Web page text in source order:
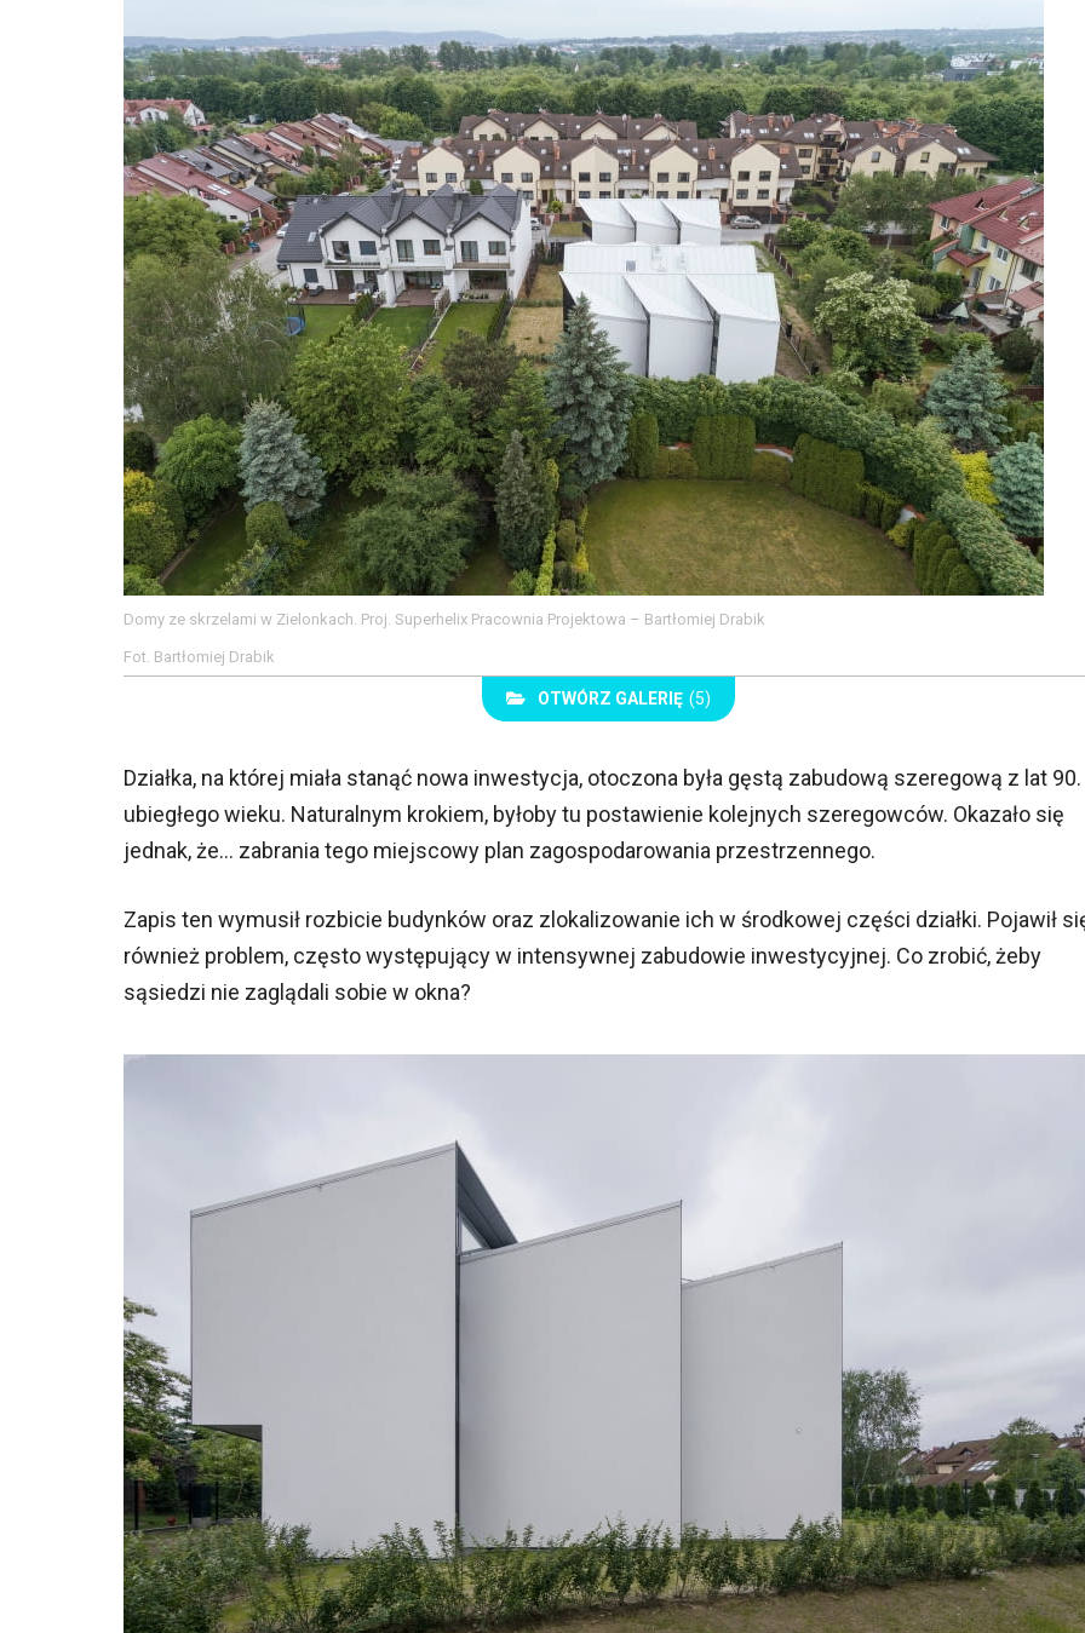
Domy ze skrzelami w Zielonkach. Proj. Superhelix Pracownia Projektowa – Bartłomiej Drabik
Fot. Bartłomiej Drabik
OTWÓRZ GALERIĘ (5)
Działka, na której miała stanąć nowa inwestycja, otoczona była gęstą zabudową szeregową z lat 90.
ubiegłego wieku. Naturalnym krokiem, byłoby tu postawienie kolejnych szeregowców. Okazało się
jednak, że... zabrania tego miejscowy plan zagospodarowania przestrzennego.
Zapis ten wymusił rozbicie budynków oraz zlokalizowanie ich w środkowej części działki. Pojawił
również problem, często występujący w intensywnej zabudowie inwestycyjnej. Co zrobić, żeby
sąsiedzi nie zaglądali sobie w okna?